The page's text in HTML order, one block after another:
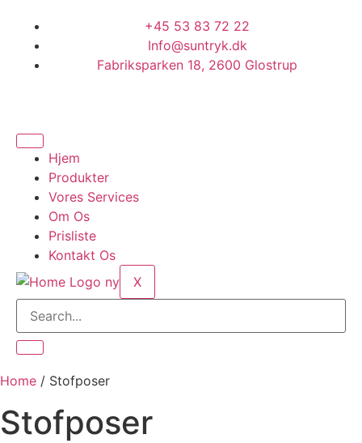
+45 53 83 72 22
Info@suntryk.dk
Fabriksparken 18, 2600 Glostrup
Hjem
Produkter
Vores Services
Om Os
Prisliste
Kontakt Os
X
Home / Stofposer
Stofposer